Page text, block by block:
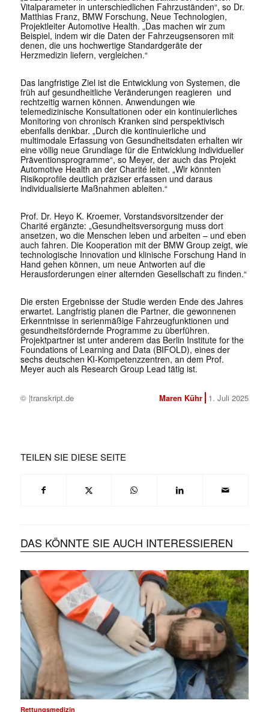
Vitalparameter in unterschiedlichen Fahrzuständen“, so Dr.
Matthias Franz, BMW Forschung, Neue Technologien,
Projektleiter Automotive Health. „Das machen wir zum
Beispiel, indem wir die Daten der Fahrzeugsensoren mit
denen, die uns hochwertige Standardgeräte der
Herzmedizin liefern, vergleichen.“
Das langfristige Ziel ist die Entwicklung von Systemen, die
früh auf gesundheitliche Veränderungen reagieren und
rechtzeitig warnen können. Anwendungen wie
telemedizinische Konsultationen oder ein kontinuierliches
Monitoring von chronisch Kranken sind perspektivisch
ebenfalls denkbar. „Durch die kontinuierliche und
multimodale Erfassung von Gesundheitsdaten erhalten wir
eine völlig neue Grundlage für die Entwicklung individueller
Präventionsprogramme“, so Meyer, der auch das Projekt
Automotive Health an der Charité leitet. „Wir könnten
Risikoprofile deutlich präziser erfassen und daraus
individualisierte Maßnahmen ableiten.“
Prof. Dr. Heyo K. Kroemer, Vorstandsvorsitzender der
Charité ergänzte: „Gesundheitsversorgung muss dort
ansetzen, wo die Menschen leben und arbeiten – und eben
auch fahren. Die Kooperation mit der BMW Group zeigt, wie
technologische Innovation und klinische Forschung Hand in
Hand gehen können, um neue Antworten auf die
Herausforderungen einer alternden Gesellschaft zu finden.“
Die ersten Ergebnisse der Studie werden Ende des Jahres
erwartet. Langfristig planen die Partner, die gewonnenen
Erkenntnisse in serienmäßige Fahrzeugfunktionen und
gesundheitsfördernde Programme zu überführen.
Projektpartner ist unter anderem das Berlin Institute for the
Foundations of Learning and Data (BIFOLD), eines der
sechs deutschen KI-Kompetenzzentren, an dem Prof.
Meyer auch als Research Group Lead tätig ist.
© |transkript.de Maren Kühr 1. Juli 2025
TEILEN SIE DIESE SEITE
DAS KÖNNTE SIE AUCH INTERESSIEREN
Rettungsmedizin